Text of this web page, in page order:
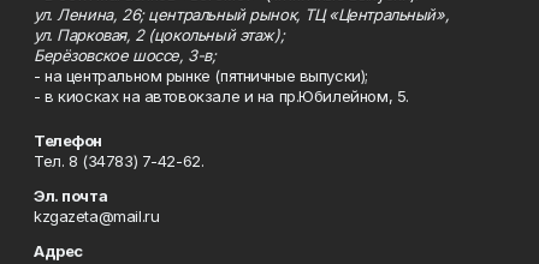
ул. Ленина, 26; центральный рынок, ТЦ «Центральный»,
ул. Парковая, 2 (цокольный этаж);
Берёзовское шоссе, 3-в;
- на центральном рынке (пятничные выпуски);
- в киосках на автовокзале и на пр.Юбилейном, 5.
Телефон
Тел. 8 (34783) 7-42-62.
Эл. почта
kzgazeta@mail.ru
Адрес